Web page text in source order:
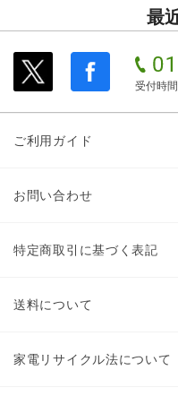
最
受付時
ご利用ガイド
お問い合わせ
特定商取引に基づく表記
送料について
家電リサイクル法について